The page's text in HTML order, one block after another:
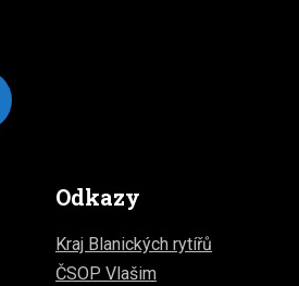
Odkazy
Kraj Blanických rytířů
ČSOP Vlašim